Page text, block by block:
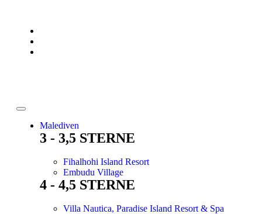
Malediven
3 - 3,5 STERNE
Fihalhohi Island Resort
Embudu Village
4 - 4,5 STERNE
Villa Nautica, Paradise Island Resort & Spa